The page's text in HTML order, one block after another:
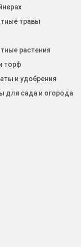
травы
растения
торф
и удобрения
для сада и огорода